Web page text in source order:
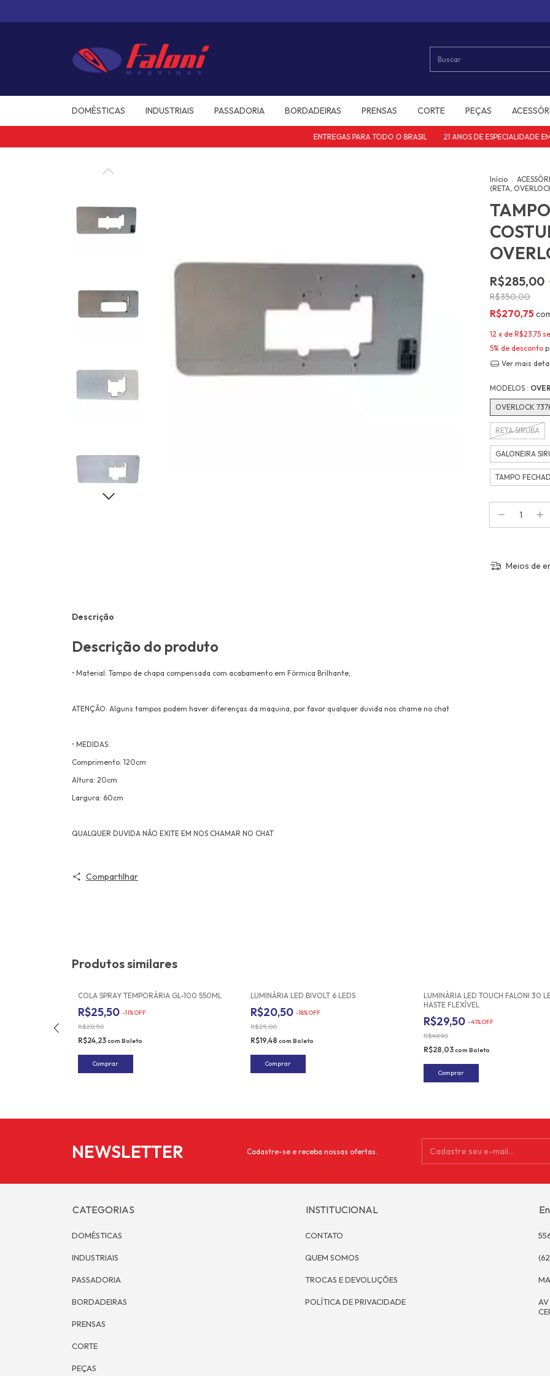
DOMÉSTICAS INDUSTRIAIS PASSADORIA BORDADEIRAS PRENSAS CORTE PEÇAS
ENTREGAS PARA TODO O BRASIL 21 ANOS DE ESPECIALIDADE EM
Início .
(RETA,
R$285,00
R$350,00
R$270,75
12 x de R$23,75
5% de desconto
Ver mais
MODELOS :
OVERLOCK
RETA SIRUBA
GALONEIRA
TAMPO
Meios de
Descrição
Descrição do produto
• Material: Tampo de chapa compensada com acabamento em Fórmica Brilhante;
ATENÇÃO: Alguns tampos podem haver diferenças da maquina, por favor qualquer duvida nos chame no chat
• MEDIDAS:
Comprimento: 120cm
Altura: 20cm
Largura: 60cm
QUALQUER DUVIDA NÃO EXITE EM NOS CHAMAR NO CHAT
Compartilhar
Produtos similares
COLA SPRAY TEMPORÁRIA GL-100 550ML
R$25,50 -11%OFF
R$28,50
R$24,23com Boleto
LUMINÁRIA LED BIVOLT 6 LEDS
R$20,50-18%OFF
R$25,00
R$19,48com Boleto
LUMINÁRIA LED TOUCH FALONI 30
HASTE FLEXÍVEL
R$29,50 -41%OFF
R$49,90
R$28,03com Boleto
NEWSLETTER Cadastre-se e receba nossas ofertas.
CATEGORIAS
DOMÉSTICAS
INDUSTRIAIS
PASSADORIA
BORDADEIRAS
PRENSAS
CORTE
PEÇAS
INSTITUCIONAL
CONTATO
QUEM SOMOS
TROCAS E DEVOLUÇÕES
POLÍTICA DE PRIVACIDADE